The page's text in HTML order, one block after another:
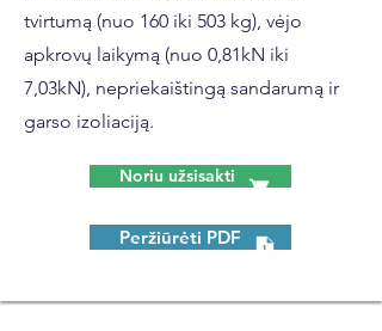
tvirtumą (nuo 160 iki 503 kg), vėjo
apkrovų laikymą (nuo 0,81kN iki
7,03kN), nepriekaištingą sandarumą ir
garso izoliaciją.
Noriu užsisakti
Peržiūrėti PDF